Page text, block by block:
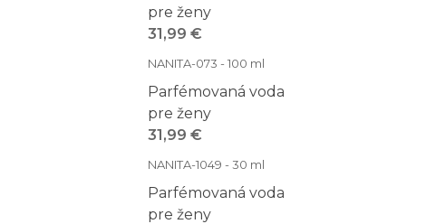
pre ženy
31,99 €
NANITA-073 - 100 ml
Parfémovaná voda
pre ženy
31,99 €
NANITA-1049 - 30 ml
Parfémovaná voda
pre ženy